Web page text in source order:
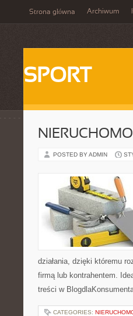
Strona główna Archiwum
SPORT
POSTED BY ADMIN
działania, dzięki któremu
firmą lub kontrahentem.
treści w
CATEGORIES: